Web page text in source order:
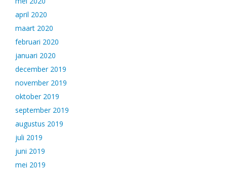
april 2020
maart 2020
februari 2020
januari 2020
december 2019
november 2019
oktober 2019
september 2019
augustus 2019
juli 2019
juni 2019
mei 2019